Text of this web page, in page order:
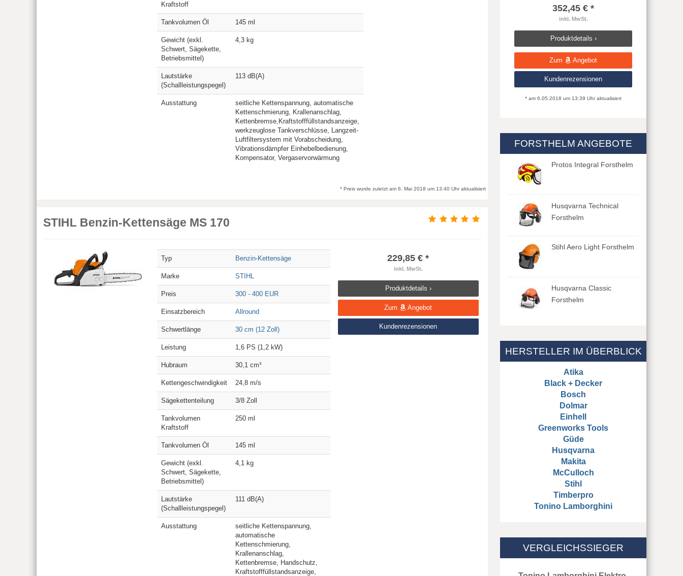
Kraftstoff
Tankvolumen Öl 145 ml
Gewicht (exkl.
Schwert, Sägekette,
Betriebsmittel)
4,3 kg
Lautstärke
(Schallleistungspegel)
113 dB(A)
Ausstattung
seitliche Kettenspannung, automatische
Kettenschmierung, Krallenanschlag,
Kettenbremse,Kraftstofffüllstandsanzeige,
werkzeuglose Tankverschlüsse, Langzeit-
Luftfiltersystem mit Vorabscheidung,
Vibrationsdämpfer Einhebelbedienung,
Kompensator, Vergaservorwärmung
* Preis wurde zuletzt am 6. Mai 2018 um 13:40 Uhr aktualisiert
STIHL Benzin-Kettensäge MS 170
Typ Benzin-Kettensäge
Marke STIHL
Preis 300 - 400 EUR
Einsatzbereich Allround
Schwertlänge 30 cm (12 Zoll)
Leistung 1,6 PS (1,2 kW)
Hubraum 30,1 cm³
Kettengeschwindigkeit 24,8 m/s
Sägekettenteilung 3/8 Zoll
Tankvolumen
Kraftstoff
250 ml
Tankvolumen Öl 145 ml
Gewicht (exkl.
Schwert, Sägekette,
Betriebsmittel)
4,1 kg
Lautstärke
(Schallleistungspegel)
111 dB(A)
Ausstattung
seitliche Kettenspannung,
automatische
Kettenschmierung,
Krallenanschlag,
Kettenbremse, Handschutz,
Kraftstofffüllstandsanzeige,
229,85 € *
inkl. MwSt.
Produktdetails ›
Zum Angebot
Kundenrezensionen
352,45 € *
inkl. MwSt.
Produktdetails ›
Zum Angebot
Kundenrezensionen
* am 6.05.2018 um 13:39 Uhr aktualisiert
FORSTHELM ANGEBOTE
Protos Integral Forsthelm
Husqvarna Technical
Forsthelm
Stihl Aero Light Forsthelm
Husqvarna Classic
Forsthelm
HERSTELLER IM ÜBERBLICK
Atika
Black + Decker
Bosch
Dolmar
Einhell
Greenworks Tools
Güde
Husqvarna
Makita
McCulloch
Stihl
Timberpro
Tonino Lamborghini
VERGLEICHSSIEGER